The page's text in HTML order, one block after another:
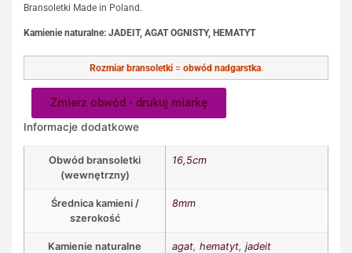
Bransoletki Made in Poland.
Kamienie naturalne: JADEIT, AGAT OGNISTY, HEMATYT
Rozmiar bransoletki= obwód nadgarstka.
Zmierz obwód - drukuj miarkę
Informacje dodatkowe
Obwód bransoletki
(wewnętrzny)
16,5cm
Średnica kamieni /
szerokość
8mm
Kamienie naturalne agat, hematyt, jadeit